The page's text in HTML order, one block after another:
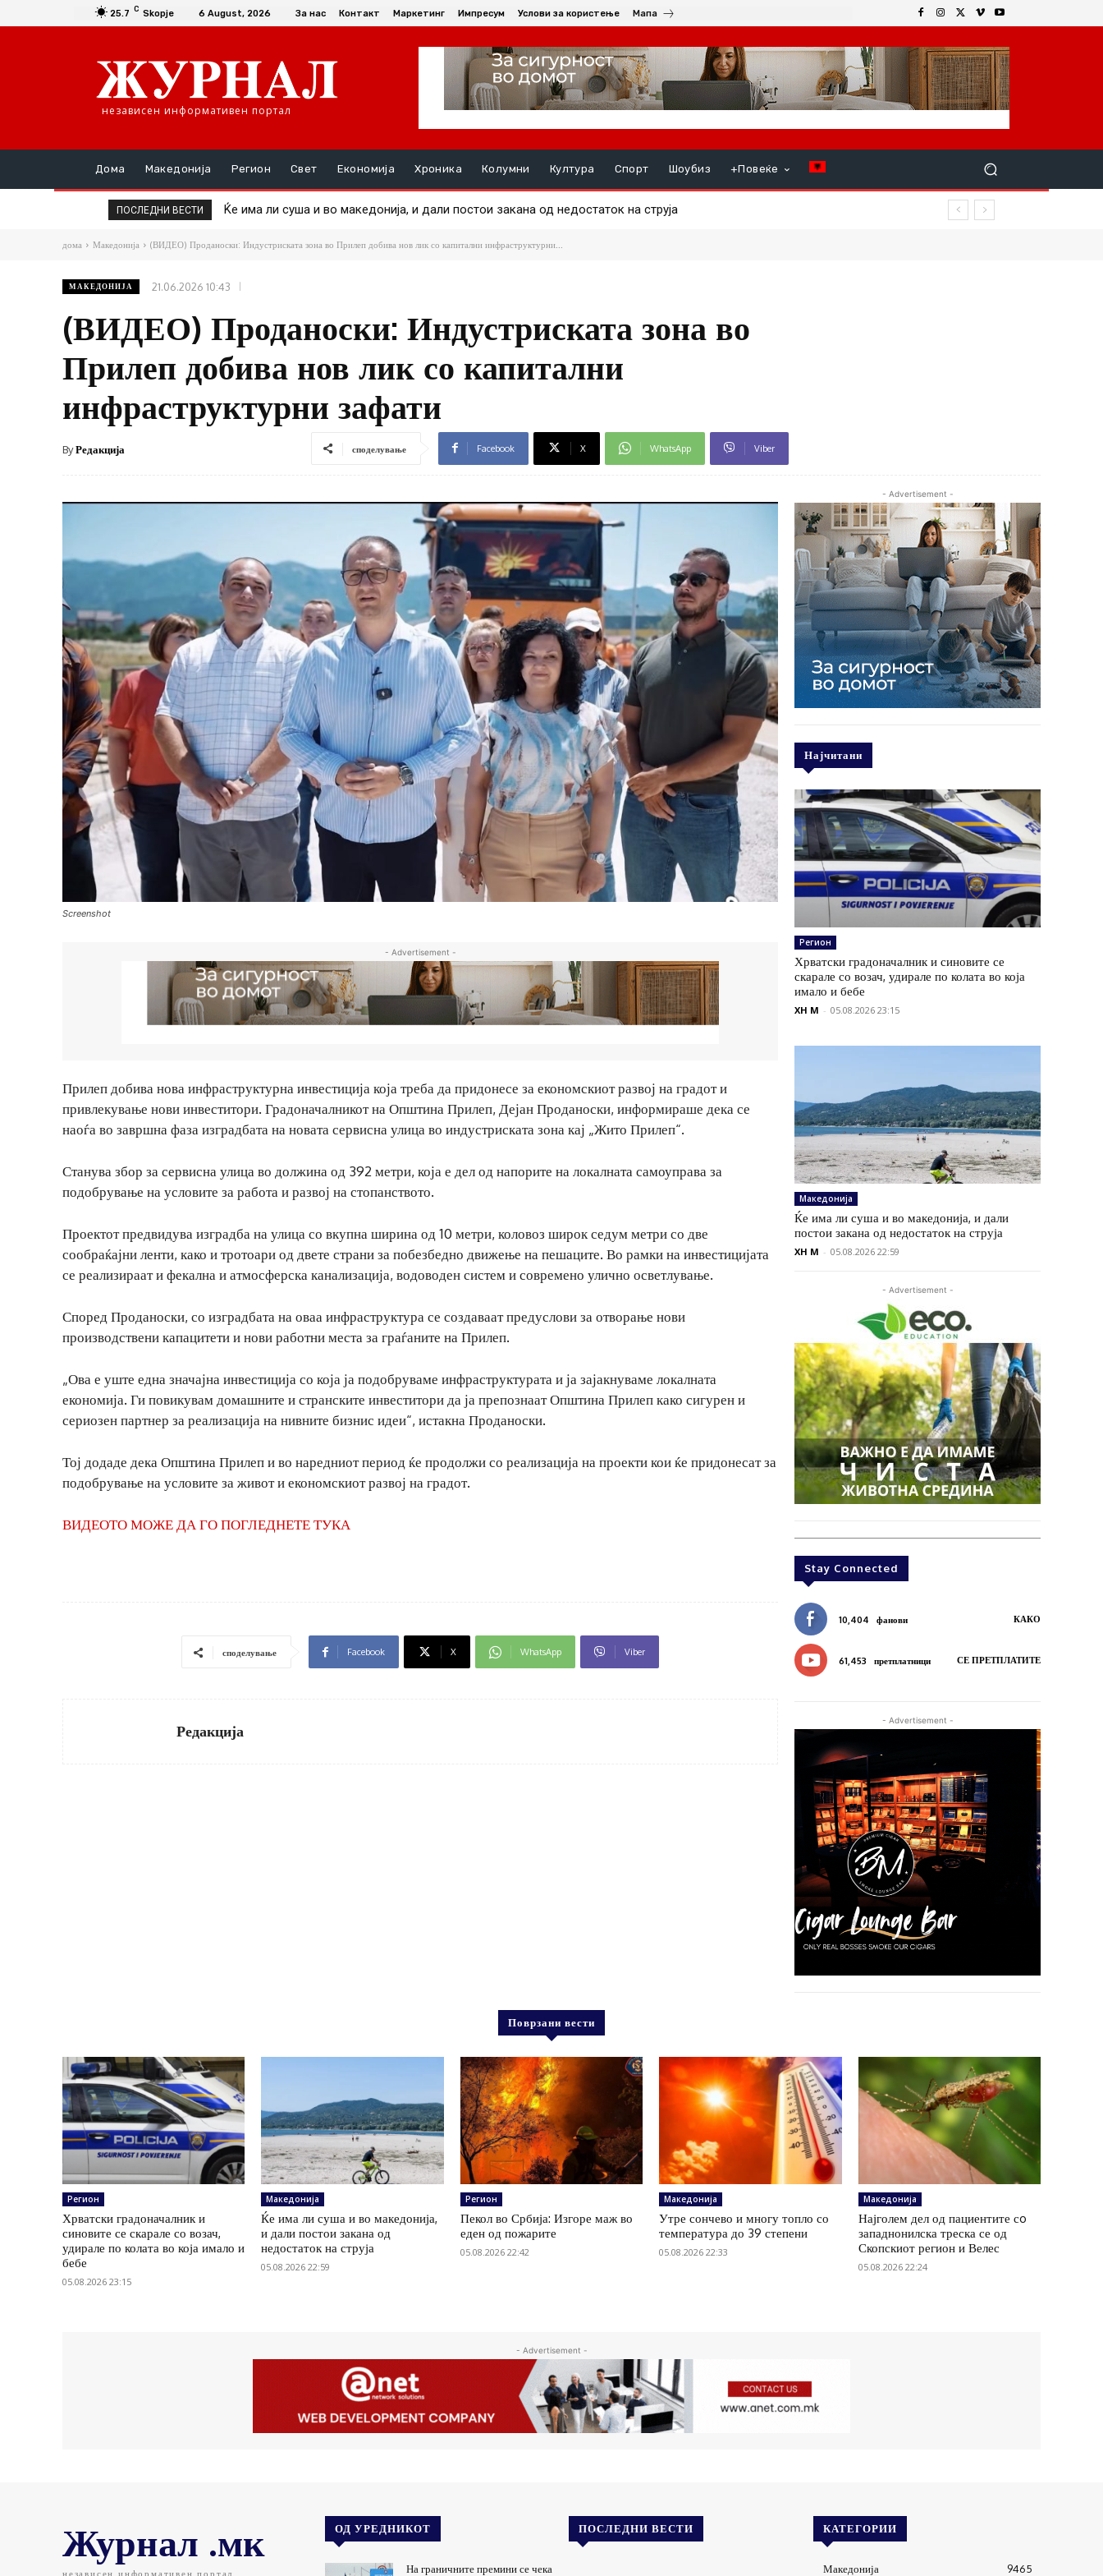
25.7 C Skopje 6 August, 2026 За нас Контакт Маркетинг Импресум Услови за користење Мапа
независен информативен портал
Дома Македонија Регион Свет Економија Хроника Колумни Култура Спорт Шоубиз +Повеќе
ПОСЛЕДНИ ВЕСТИ Ќе има ли суша и во македонија, и дали постои закана од недостаток на струја
Пекол во Србија: Изгоре маж во еден од пожарите
дома Македонија (ВИДЕО) Проданоски: Индустриската зона во Прилеп добива нов лик со капитални инфраструктурни...
МАКЕДОНИЈА 21.06.2026 10:43
(ВИДЕО) Проданоски: Индустриската зона во
Прилеп добива нов лик со капитални
инфраструктурни зафати
ByРедакција споделување Facebook X WhatsApp Viber
Screenshot
- Advertisement -
Прилеп добива нова инфраструктурна инвестиција која треба да придонесе за економскиот развој на градот и
привлекување нови инвеститори. Градоначалникот на Општина Прилеп, Дејан Проданоски, информираше дека се
наоѓа во завршна фаза изградбата на новата сервисна улица во индустриската зона кај „Жито Прилеп“.
Станува збор за сервисна улица во должина од 392 метри, која е дел од напорите на локалната самоуправа за
подобрување на условите за работа и развој на стопанството.
Проектот предвидува изградба на улица со вкупна ширина од 10 метри, коловоз широк седум метри со две
сообраќајни ленти, како и тротоари од двете страни за побезбедно движење на пешаците. Во рамки на инвестицијата
се реализираат и фекална и атмосферска канализација, водоводен систем и современо улично осветлување.
Според Проданоски, со изградбата на оваа инфраструктура се создаваат предуслови за отворање нови
производствени капацитети и нови работни места за граѓаните на Прилеп.
„Ова е уште една значајна инвестиција со која ја подобруваме инфраструктурата и ја зајакнуваме локалната
економија. Ги повикувам домашните и странските инвеститори да ја препознаат Општина Прилеп како сигурен и
сериозен партнер за реализација на нивните бизнис идеи“, истакна Проданоски.
Тој додаде дека Општина Прилеп и во наредниот период ќе продолжи со реализација на проекти кои ќе придонесат за
подобрување на условите за живот и економскиот развој на градот.
ВИДЕОТО МОЖЕ ДА ГО ПОГЛЕДНЕТЕ ТУКА
споделување Facebook X WhatsApp Viber
Редакција
- Advertisement -
Најчитани
Регион
Хрватски градоначалник и синовите се
скарале со возач, удирале по колата во која
имало и бебе
XH M - 05.08.2026 23:15
Македонија
Ќе има ли суша и во македонија, и дали
постои закана од недостаток на струја
XH M - 05.08.2026 22:59
- Advertisement -
Stay Connected
10,404 фанови КАКО
61,453 претплатници СЕ ПРЕТПЛАТИТЕ
- Advertisement -
Поврзани вести
Регион
Хрватски градоначалник и
синовите се скарале со возач,
удирале по колата во која имало и
бебе
05.08.2026 23:15
Македонија
Ќе има ли суша и во македонија,
и дали постои закана од
недостаток на струја
05.08.2026 22:59
Регион
Пекол во Србија: Изгоре маж во
еден од пожарите
05.08.2026 22:42
Македонија
Утре сончево и многу топло со
температура до 39 степени
05.08.2026 22:33
Македонија
Најголем дел од пациентите сo
западнонилска треска се од
Скопскиот регион и Велес
05.08.2026 22:24
- Advertisement -
Журнал .мк ОД УРЕДНИКОТ
На граничните премини се чека
ПОСЛЕДНИ ВЕСТИ КАТЕГОРИИ
Македонија 9465